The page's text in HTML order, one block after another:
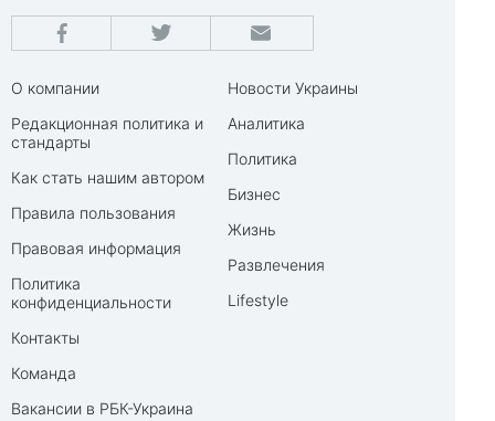
О компании
Редакционная политика и
стандарты
Как стать нашим автором
Правила пользования
Правовая информация
Политика
конфиденциальности
Контакты
Команда
Вакансии в РБК-Украина
Новости Украины
Аналитика
Политика
Бизнес
Жизнь
Развлечения
Lifestyle